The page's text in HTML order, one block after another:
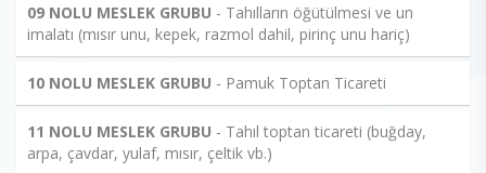
09 NOLU MESLEK GRUBU - Tahılların öğütülmesi ve un
imalatı (mısır unu, kepek, razmol dahil, pirinç unu hariç)
10 NOLU MESLEK GRUBU - Pamuk Toptan Ticareti
11 NOLU MESLEK GRUBU - Tahıl toptan ticareti (buğday,
arpa, çavdar, yulaf, mısır, çeltik vb.)